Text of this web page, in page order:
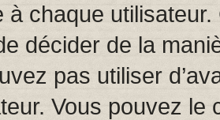
à chaque utilisateur.
décider de la
pas utiliser
Vous pouvez